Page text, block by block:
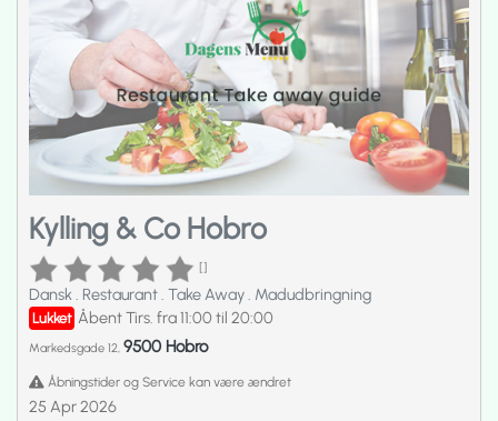
Kylling & Co Hobro
[]
Dansk. Restaurant. Take Away. Madudbringning
Lukket Åbent Tirs. fra 11:00 til 20:00
Markedsgade 12, 9500 Hobro
Åbningstider og Service kan være ændret
25 Apr 2026